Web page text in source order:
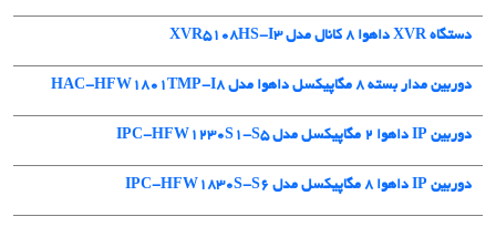
دستگاه XVR داهوا 8 کانال مدل XVR5108HS-I3
دوربین مدار بسته 8 مگاپیکسل داهوا مدل HAC-HFW1801TMP-I8
دوربین IP داهوا 2 مگاپیکسل مدل IPC-HFW1230S1-S5
دوربین IP داهوا 8 مگاپیکسل مدل IPC-HFW1830S-S6